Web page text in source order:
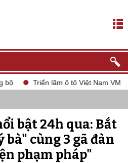
Triển lãm ô tô Việt Nam VMS
bật 24h qua: Bắt
bà" cùng 3 gã đàn
phạm pháp"